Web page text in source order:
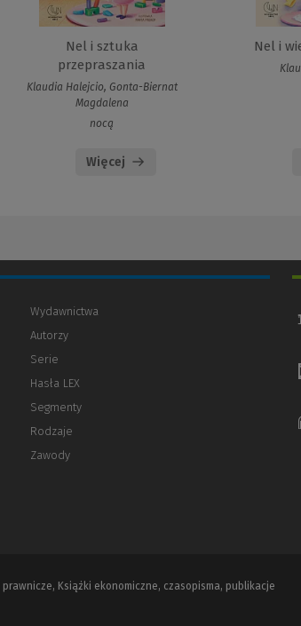
Nel i sztuka
przepraszania
Klaudia Halejcio, Gonta-Biernat
Magdalena
nocą
Więcej
Nel i
Wydawnictwa
Autorzy
Serie
Hasła LEX
Segmenty
Rodzaje
Zawody
Książki ekonomiczne, czasopisma, publikacje